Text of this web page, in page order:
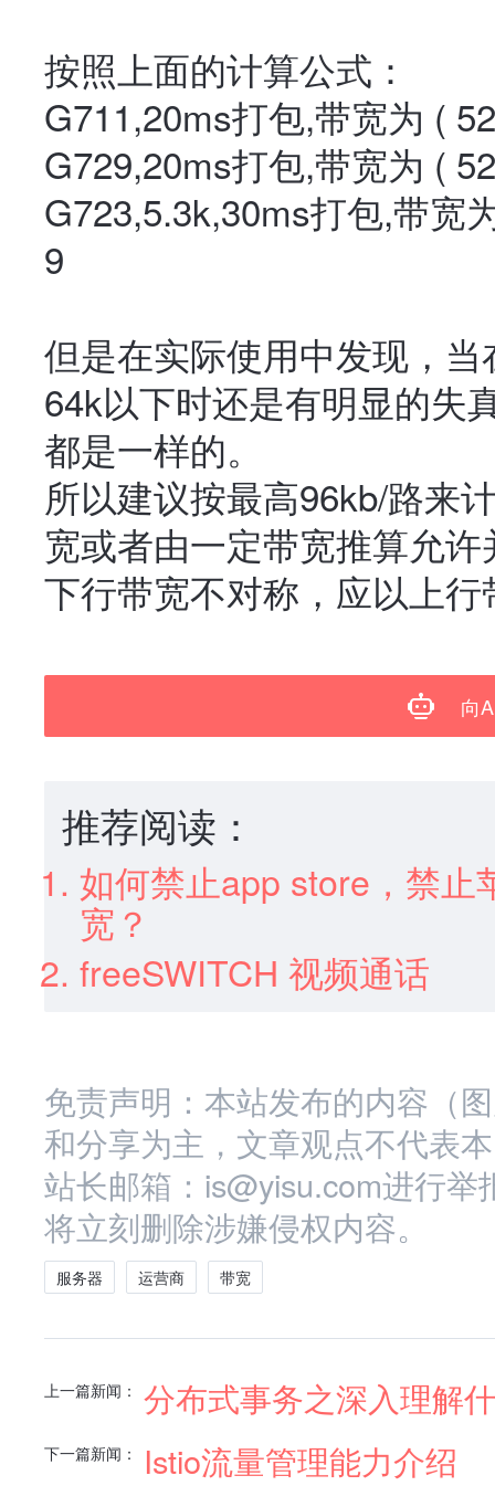
按照上面的计算公式：
G711,20ms打包,带宽为 (
G729,20ms打包,带宽为 (
G723,5.3k,30ms打包,带宽
9
但是在实际使用中发现，
64k以下时还是有明显的失
都是一样的。
所以建议按最高96kb/路来
宽或者由一定带宽推算允
下行带宽不对称，应以上
向
推荐阅读：
如何禁止app store，禁止
宽？
freeSWITCH 视频通话
免责声明：本站发布的内容（
和分享为主，文章观点不代表
站长邮箱：is@yisu.com进行
将立刻删除涉嫌侵权内容。
服务器 运营商 带宽
上一篇新闻： 分布式事务之深入理解
下一篇新闻： Istio流量管理能力介绍